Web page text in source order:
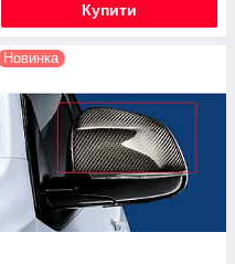
Купити
Новинка